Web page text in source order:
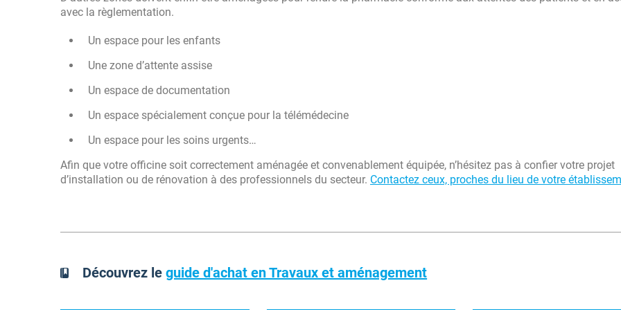
avec la règlementation.
Un espace pour les enfants
Une zone d’attente assise
Un espace de documentation
Un espace spécialement conçue pour la télémédecine
Un espace pour les soins urgents…
Afin que votre officine soit correctement aménagée et convenablement équipée, n’hésitez pas à confier votre projet
d’installation ou de rénovation à des professionnels du secteur. Contactez ceux, proches du lieu de votre
Découvrez leguide d'achat en Travaux et aménagement